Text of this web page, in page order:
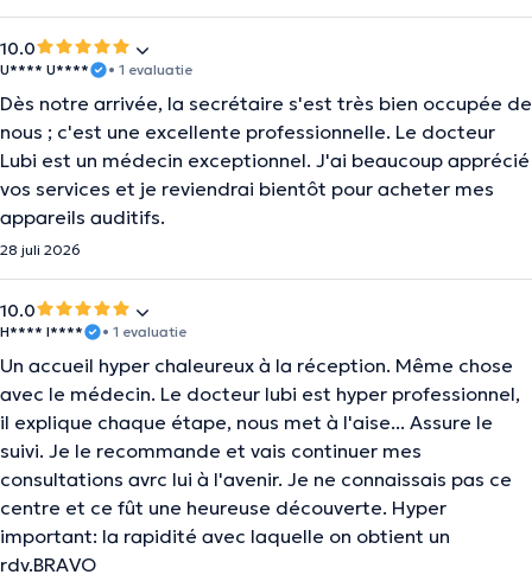
10.0
U**** U**** • 1 evaluatie
Dès notre arrivée, la secrétaire s'est très bien occupée de
nous ; c'est une excellente professionnelle. Le docteur
Lubi est un médecin exceptionnel. J'ai beaucoup apprécié
vos services et je reviendrai bientôt pour acheter mes
appareils auditifs.
28 juli 2026
10.0
H**** I**** • 1 evaluatie
Un accueil hyper chaleureux à la réception. Même chose
avec le médecin. Le docteur lubi est hyper professionnel,
il explique chaque étape, nous met à l'aise... Assure le
suivi. Je le recommande et vais continuer mes
consultations avrc lui à l'avenir. Je ne connaissais pas ce
centre et ce fût une heureuse découverte. Hyper
important: la rapidité avec laquelle on obtient un
rdv.BRAVO